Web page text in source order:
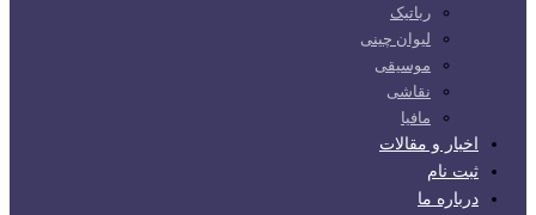
رباتیک
لیوان چینی
موسیقی
نقاشی
مافیا
اخبار و مقالات
ثبت نام
درباره ما